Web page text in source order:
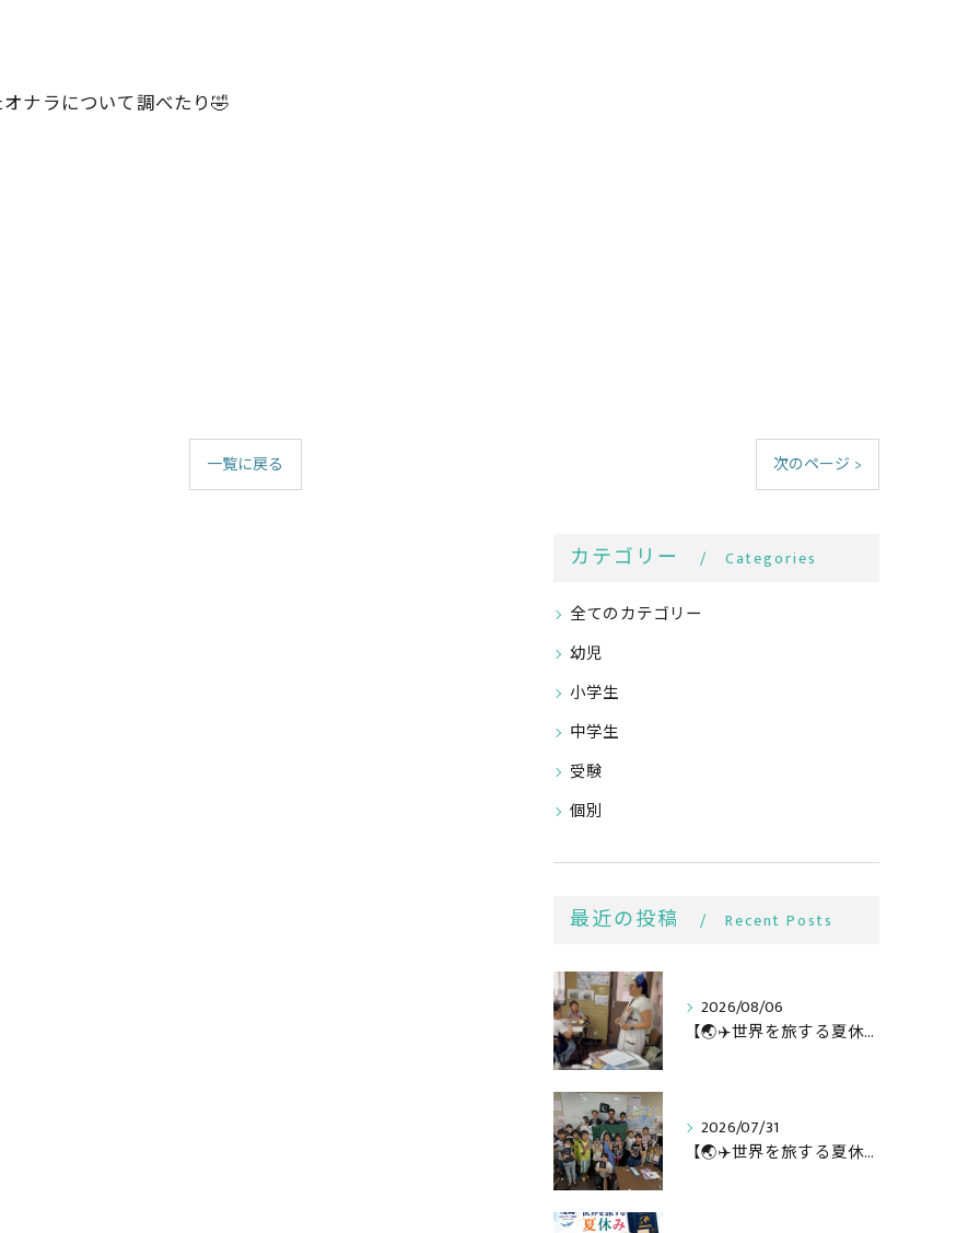
ナラについて調べたり🤣
一覧に戻る 次のページ >
カテゴリー Categories
全てのカテゴリー
幼児
小学生
中学生
受験
個別
最近の投稿 Recent Posts
2026/08/06
【🌏✈️世界を旅する夏休み第3弾】
2026/07/31
【🌏✈️世界を旅する夏休み第二弾】